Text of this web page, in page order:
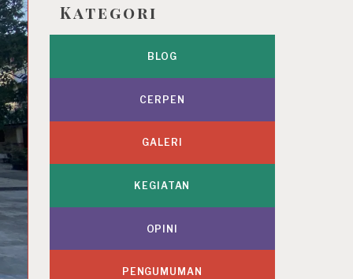
Kategori
BLOG
CERPEN
GALERI
KEGIATAN
OPINI
PENGUMUMAN